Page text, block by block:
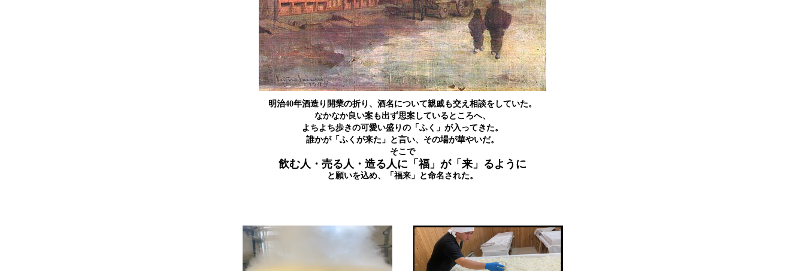
明治40年酒造り開業の折り、酒名について親戚も交え相談をしていた。
なかなか良い案も出ず思案しているところへ、
よちよち歩きの可愛い盛りの「ふく」が入ってきた。
誰かが「ふくが来た」と言い、その場が華やいだ。
そこで
飲む人・売る人・造る人に「福」が「来」るように
と願いを込め、「福来」と命名された。